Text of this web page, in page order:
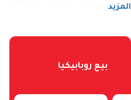
بيع روبابيكيا